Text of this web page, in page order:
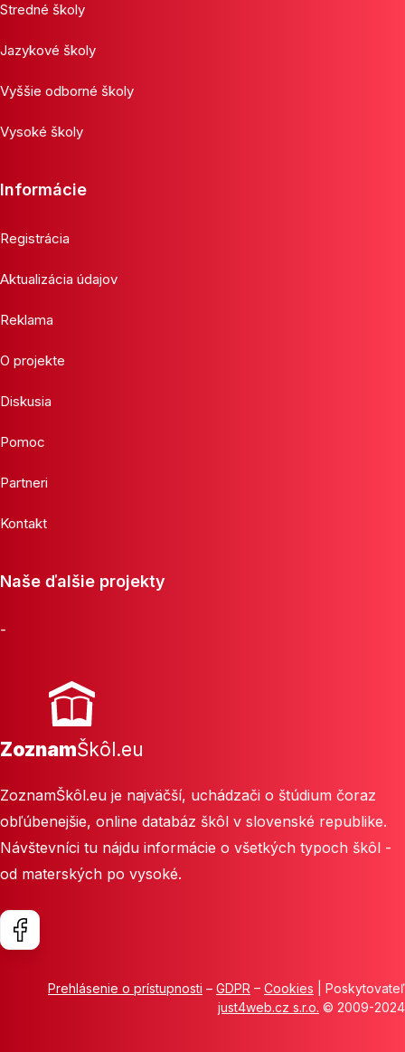
Stredné školy
Jazykové školy
Vyššie odborné školy
Vysoké školy
Informácie
Registrácia
Aktualizácia údajov
Reklama
O projekte
Diskusia
Pomoc
Partneri
Kontakt
Naše ďalšie projekty
-
ZoznamŠkôl.eu
ZoznamŠkôl.eu je najväčší, uchádzači o štúdium čoraz
obľúbenejšie, online databáz škôl v slovenské republike.
Návštevníci tu nájdu informácie o všetkých typoch škôl -
od materských po vysoké.
Prehlásenie o prístupnosti – GDPR – Cookies | Poskytovateľ
just4web.cz s.r.o. © 2009-2024